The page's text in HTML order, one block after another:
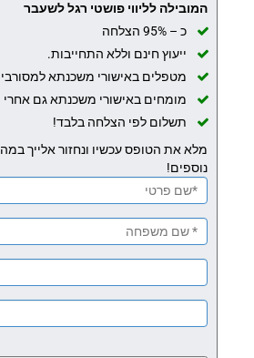
המובילה לליווי פושטי רגל לשעבר
כ – 95% הצלחה
ייעוץ חינם וללא התחייבות.
מטפלים באישורי משכנתא למסורבי
מומחים באישורי משכנתא גם
תשלום לפי הצלחה בלבד!
מלא את הטופס עכשיו ונחזור אלייך
נוספים!